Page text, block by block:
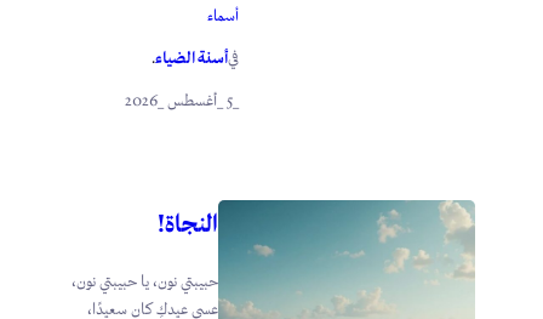
أسماء
فيأسنة الضياء.
_5 _أغسطس _2026
النجاة!
حبيبتي نون، يا حبيبتي نون،
عسى عيدكِ كان سعيدًا،